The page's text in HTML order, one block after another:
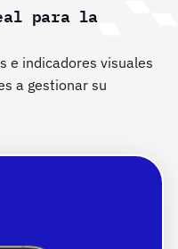
para la
e indicadores visuales
a gestionar su